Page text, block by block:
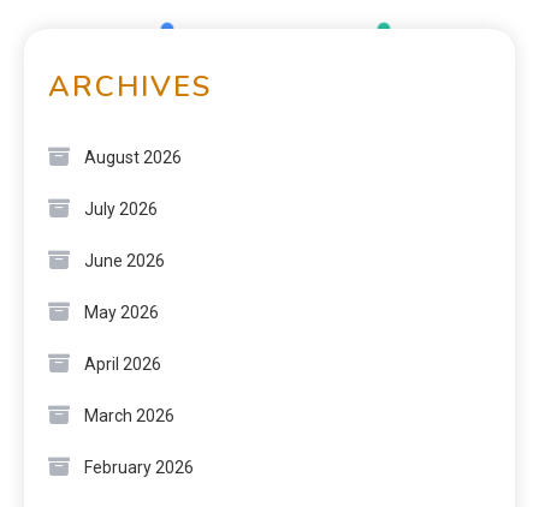
ARCHIVES
August 2026
July 2026
June 2026
May 2026
April 2026
March 2026
February 2026